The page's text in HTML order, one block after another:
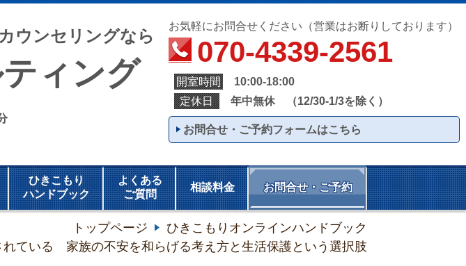
ウンセリングなら
ィング
お気軽にお問合せください（営業はお断りしております）
070-4339-2561
開室時間
10:00-18:00
定休日
年中無休 （12/30-1/3を除く）
お問合せ・ご予約フォームはこちら
ひきこもり
ハンドブック
よくある
ご質問
相談料金 お問合せ・ご予約
トップページ
ひきこもりオンラインハンドブック
ている 家族の不安を和らげる考え方と生活保護という選択肢